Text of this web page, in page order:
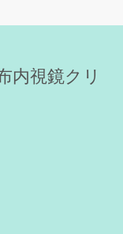
内視鏡クリ